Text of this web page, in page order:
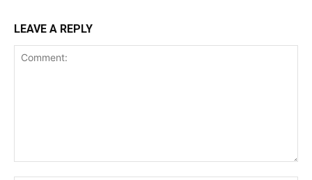
LEAVE A REPLY